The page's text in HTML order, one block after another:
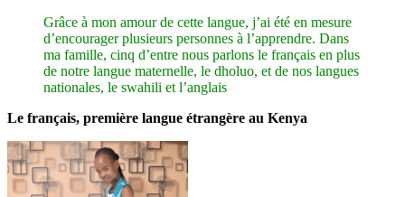
Grâce à mon amour de cette langue, j’ai été en mesure
d’encourager plusieurs personnes à l’apprendre. Dans
ma famille, cinq d’entre nous parlons le français en plus
de notre langue maternelle, le dholuo, et de nos langues
nationales, le swahili et l’anglais
Le français, première langue étrangère au Kenya